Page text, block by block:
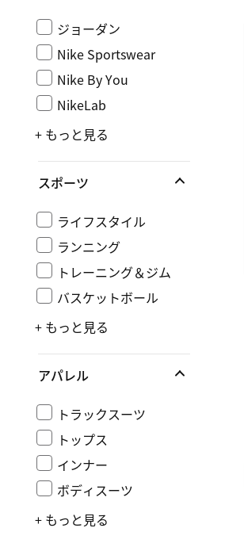
ジョーダン
Nike Sportswear
Nike By You
NikeLab
+ もっと見る
スポーツ
ライフスタイル
ランニング
トレーニング＆ジム
バスケットボール
+ もっと見る
アパレル
トラックスーツ
トップス
インナー
ボディスーツ
+ もっと見る